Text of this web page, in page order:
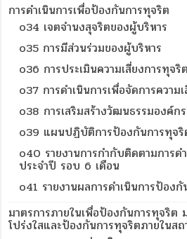
การดำเนินการเพื่อป้องกันการทุจริต
o34 เจตจำนงสุจริตของผู้บริหาร
o35 การมีส่วนร่วมของผู้บริหาร
o36 การประเมินความเสี่ยงการทุจริ
o37 การดำเนินการเพื่อจัดการความ
o38 การเสริมสร้างวัฒนธรรมองค์กร
o39 แผนปฏิบัติการป้องกันการทุจริ
o40 รายงานการกำกับติดตามการด
ประจำปี รอบ 6 เดือน
o41 รายงานผลการดำเนินการป้อง
มาตรการภายในเพื่อป้องกันการทุจริต
โปร่งใสและป้องกันการทุจริตภายในส